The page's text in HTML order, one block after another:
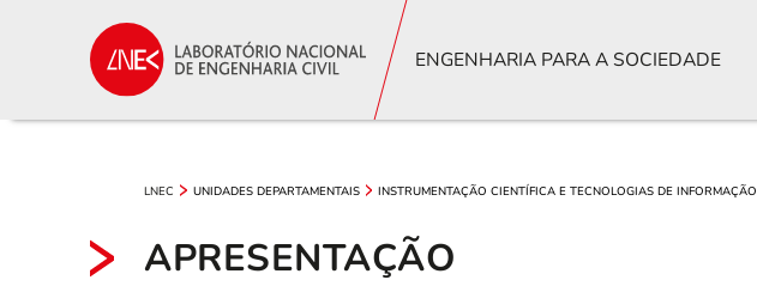
ENGENHARIA PARA A SOCIEDADE
LNEC UNIDADES DEPARTAMENTAIS INSTRUMENTAÇÃO CIENTÍFICA E TECNOLOGIAS DE INFORMAÇÃO
APRESENTAÇÃO